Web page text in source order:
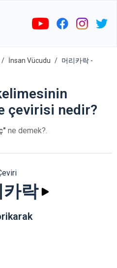
İnsan Vücudu
머리카락 -
çevirisi nedir?
ne demek?.
카락